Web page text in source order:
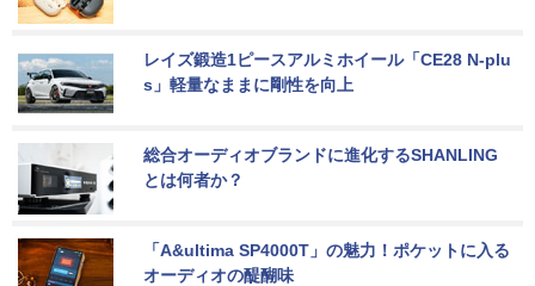
レイズ鍛造1ピースアルミホイール「CE28 N-plu
s」軽量なままに剛性を向上
総合オーディオブランドに進化するSHANLING
とは何者か？
「A&ultima SP4000T」の魅力！ポケットに入る
オーディオの醍醐味